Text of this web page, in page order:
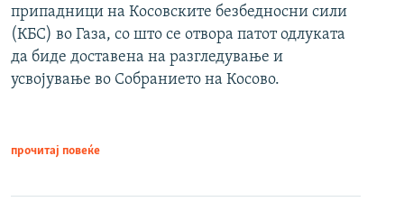
припадници на Косовските безбедносни сили
(КБС) во Газа, со што се отвора патот одлуката
да биде доставена на разгледување и
усвојување во Собранието на Косово.
прочитај повеќе